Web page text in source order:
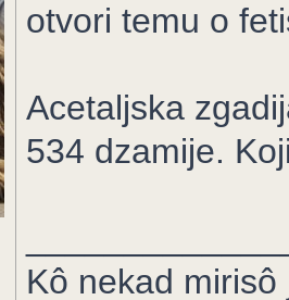
otvori temu o
Acetaljska
534 dzamije.
Kô nekad mirisô